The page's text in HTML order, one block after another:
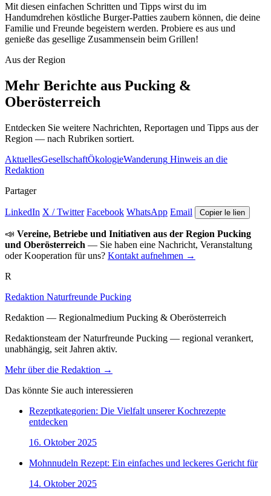
Mit diesen einfachen Schritten und Tipps wirst du im
Handumdrehen köstliche Burger-Patties zaubern können, die deine
Familie und Freunde begeistern werden. Probiere es aus und
genieße das gesellige Zusammensein beim Grillen!
Aus der Region
Mehr Berichte aus Pucking &
Oberösterreich
Entdecken Sie weitere Nachrichten, Reportagen und Tipps aus der
Region — nach Rubriken sortiert.
AktuellesGesellschaftÖkologieWanderung Hinweis an die
Redaktion
Partager
LinkedIn X / Twitter Facebook WhatsApp Email Copier le lien
📣 Vereine, Betriebe und Initiativen aus der Region Pucking
und Oberösterreich — Sie haben eine Nachricht, Veranstaltung
oder Kooperation für uns? Kontakt aufnehmen →
R
Redaktion Naturfreunde Pucking
Redaktion — Regionalmedium Pucking & Oberösterreich
Redaktionsteam der Naturfreunde Pucking — regional verankert,
unabhängig, seit Jahren aktiv.
Mehr über die Redaktion →
Das könnte Sie auch interessieren
Rezeptkategorien: Die Vielfalt unserer Kochrezepte
entdecken
16. Oktober 2025
Mohnnudeln Rezept: Ein einfaches und leckeres Gericht für
14. Oktober 2025